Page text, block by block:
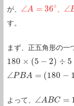
が、 ∠A = 36∘
∠A= 36 ∘ ∠
∠
す。
まず、正五角形の一
180 × (5 − 2) ÷ 5
180× (5 − 2) ÷5 =108∘
∠PBA = (180 −
∠PBA=( 180 −108 )÷2
よって、 ∠ABC =
∠ABC=108